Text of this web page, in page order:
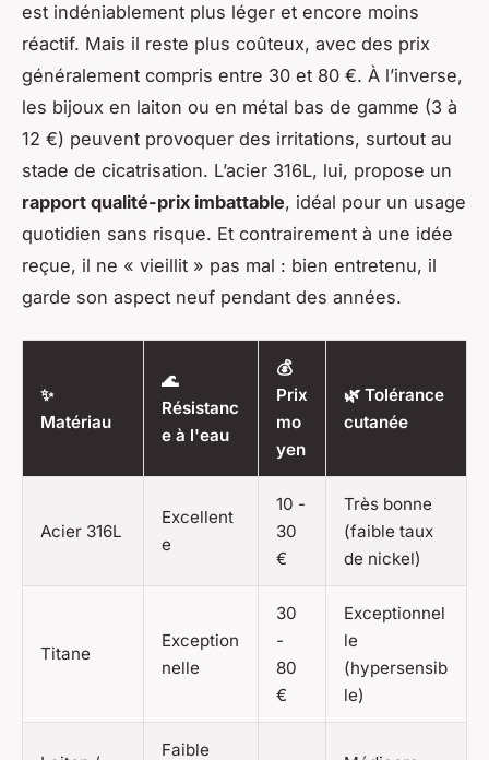
est indéniablement plus léger et encore moins
réactif. Mais il reste plus coûteux, avec des prix
généralement compris entre 30 et 80 €. À l’inverse,
les bijoux en laiton ou en métal bas de gamme (3 à
12 €) peuvent provoquer des irritations, surtout au
stade de cicatrisation. L’acier 316L, lui, propose un
rapport qualité-prix imbattable, idéal pour un usage
quotidien sans risque. Et contrairement à une idée
reçue, il ne « vieillit » pas mal : bien entretenu, il
garde son aspect neuf pendant des années.
✨
Matériau
🌊
Résistanc
e à l'eau
💰
Prix
mo
yen
🌿 Tolérance
cutanée
Acier 316L
Excellent
e
10 -
30
€
Très bonne
(faible taux
de nickel)
Titane
Exception
nelle
30
-
80
€
Exceptionnel
le
(hypersensib
le)
Faible